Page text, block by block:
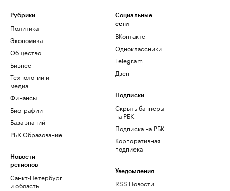
Рубрики
Политика
Экономика
Общество
Бизнес
Технологии и
медиа
Финансы
Биографии
База знаний
РБК Образование
Новости
регионов
Санкт-Петербург
и область
Социальные
сети
ВКонтакте
Одноклассники
Telegram
Дзен
Подписки
Скрыть баннеры
на РБК
Подписка на РБК
Корпоративная
подписка
Уведомления
RSS Новости